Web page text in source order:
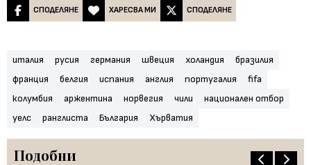
СПОДЕЛЯНЕ ХАРЕСВА МИ СПОДЕЛЯНЕ
италия русия германия швеция холандия
бразилия
франция
белгия испания англия португалия
fifa
колумбия
аржентина норвегия чили
национален отбор
уелс
ранглиста България Хърватия
Подобни